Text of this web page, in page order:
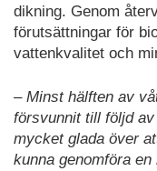
dikning. Genom
förutsättningar för
vattenkvalitet och
– Minst hälften av
försvunnit till följd
mycket glada över
kunna genomföra